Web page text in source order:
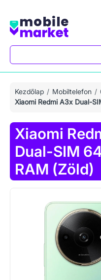
Kezdőlap Mobiltelefon
Xiaomi Redmi A3x Dual-
Xiaomi
Dual-SIM
RAM (Zöld)